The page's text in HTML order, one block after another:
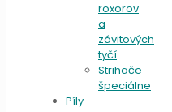
roxorov
a
závitových
tyčí
Strihače
špeciálne
Píly